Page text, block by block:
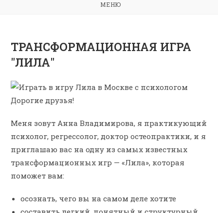
МЕНЮ
ТРАНСФОРМАЦИОННАЯ ИГРА
"ЛИЛА"
Дорогие друзья!
Меня зовут Анна Владимирова, я практикующий
психолог, регрессолог, доктор остеопрактики, и я
приглашаю вас на одну из самых известных
трансформационных игр — «Лила», которая
поможет вам:
осознать, чего вы на самом деле хотите